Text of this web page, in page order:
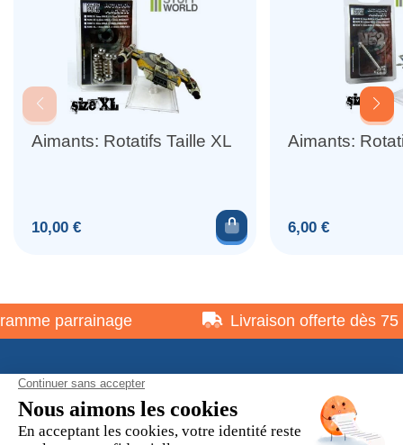
Aimants: Rotatifs Taille XL
Prix
10,00 € Ajouter au panier
Aimants:
Prix
6,00 €
parrainage Livraison offerte dès 75 €
À propos